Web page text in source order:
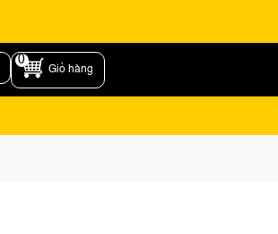
0
Giỏ hàng